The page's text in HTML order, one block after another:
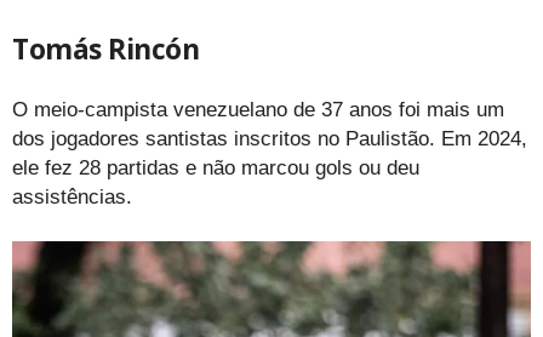
Tomás Rincón
O meio-campista venezuelano de 37 anos foi mais um
dos jogadores santistas inscritos no Paulistão. Em 2024,
ele fez 28 partidas e não marcou gols ou deu
assistências.